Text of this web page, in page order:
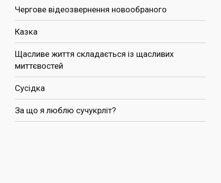
Чергове відеозвернення новообраного
Казка
Щасливе життя складається із щасливих
миттєвостей
Сусідка
За що я люблю сучукрліт?